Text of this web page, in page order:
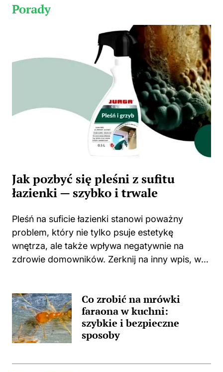
Porady
Jak pozbyć się pleśni z sufitu
łazienki — szybko i trwale
Pleśń na suficie łazienki stanowi poważny
problem, który nie tylko psuje estetykę
wnętrza, ale także wpływa negatywnie na
zdrowie domowników. Zerknij na inny wpis, w
nieprzyjemna towarzyszka? Główną
przyczyną...
Co zrobić na mrówki
faraona w kuchni:
szybkie i bezpieczne
sposoby